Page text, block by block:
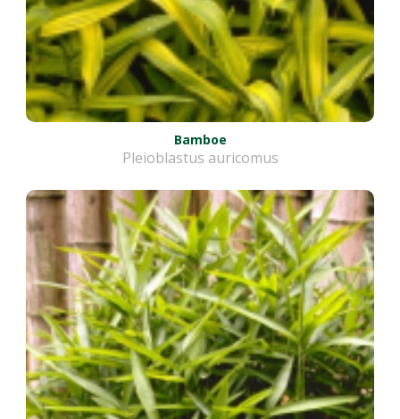
Bamboe
Pleioblastus auricomus